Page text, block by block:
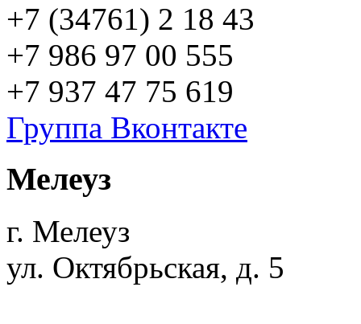
+7 (34761) 2 18 43
+7 986 97 00 555
+7 937 47 75 619
Группа Вконтакте
Мелеуз
г. Мелеуз
ул. Октябрьская, д. 5